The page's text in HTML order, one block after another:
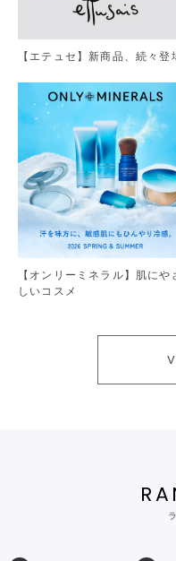
【エテュセ】新商品、続々登
【オンリーミネラル】肌にや
しいコスメ